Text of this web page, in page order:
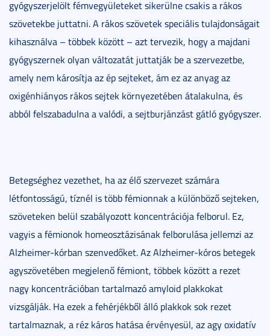
gyógyszerjelölt fémvegyületeket sikerülne csakis a rákos
szövetekbe juttatni. A rákos szövetek speciális tulajdonságait
kihasználva – többek között – azt tervezik, hogy a majdani
gyógyszernek olyan változatát juttatják be a szervezetbe,
amely nem károsítja az ép sejteket, ám ez az anyag az
oxigénhiányos rákos sejtek környezetében átalakulna, és
abból felszabadulna a valódi, a sejtburjánzást gátló gyógyszer.
Betegséghez vezethet, ha az élő szervezet számára
létfontosságú, tíznél is több fémionnak a különböző sejteken,
szöveteken belül szabályozott koncentrációja felborul. Ez,
vagyis a fémionok homeosztázisának felborulása jellemzi az
Alzheimer-kórban szenvedőket. Az Alzheimer-kóros betegek
agyszövetében megjelenő fémiont, többek között a rezet
nagy koncentrációban tartalmazó amyloid plakkokat
vizsgálják. Ha ezek a fehérjékből álló plakkok sok rezet
tartalmaznak, a réz káros hatása érvényesül, az agy oxidatív